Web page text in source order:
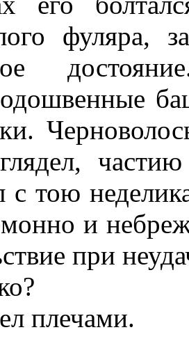
фуляра,
с тою
и
при
плечами.